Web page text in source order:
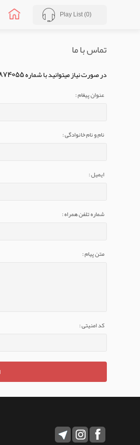
Play List (0)
تماس با ما
در صورت نیاز میتوانید با شماره 09101874055 یا با ایمیل info@mudb.ir تماس بگیرید
عنوان پیغام :
نام و نام خانوادگی :
ایمیل :
شماره تلفن همراه :
متن پیام :
کد امنیتی :